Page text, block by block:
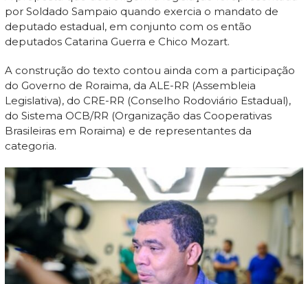
por Soldado Sampaio quando exercia o mandato de
deputado estadual, em conjunto com os então
deputados Catarina Guerra e Chico Mozart.
A construção do texto contou ainda com a participação
do Governo de Roraima, da ALE-RR (Assembleia
Legislativa), do CRE-RR (Conselho Rodoviário Estadual),
do Sistema OCB/RR (Organização das Cooperativas
Brasileiras em Roraima) e de representantes da
categoria.